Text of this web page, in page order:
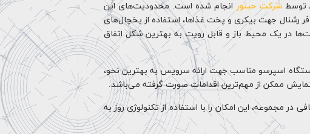
توسطشرکت حبتور انجام شده است. محدودیت‌های این
رشنال جهت بیکری و پخت غذاها، استفاده از یخچال‌های
در یک محیط باز و قابل رویت به بهترین شکل اتفاق
دستگاه اسپرسو مناسب جهت ارائه سرویس به بهترین نحو،
ممکن از مهم‌ترین اقدامات صورت گرفته می‌باشد.
این امکان را با استفاده از تکنولوژی روز به